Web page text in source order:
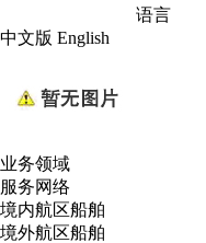
语言
中文版 English
业务领域
服务网络
境内航区船舶
境外航区船舶